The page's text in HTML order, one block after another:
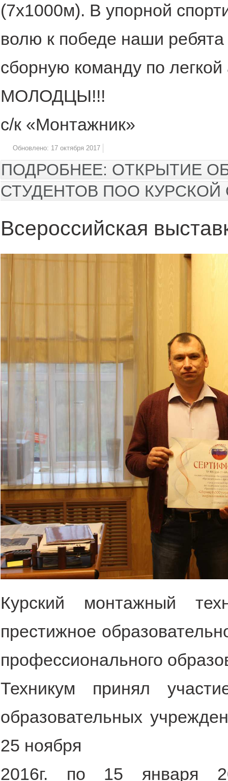
(7х1000м). В упорной
волю к победе наши
сборную команду по легкой
МОЛОДЦЫ!!!
с/к «Монтажник»
Обновлено: 17 октября 2017
ПОДРОБНЕЕ: ОТКРЫТИЕ
СТУДЕНТОВ ПОО КУРСКОЙ
Всероссийская
Курский монтажный
престижное
профессионального
Техникум принял
образовательных
25 ноября
2016г. по 15 января